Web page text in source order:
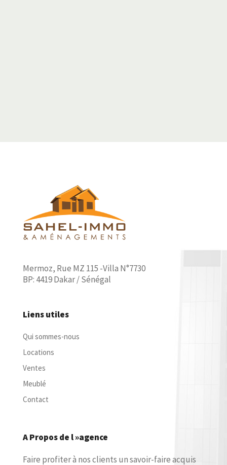
Mermoz, Rue MZ 115 -Villa N°7730
BP: 4419 Dakar / Sénégal
Liens utiles
Qui sommes-nous
Locations
Ventes
Meublé
Contact
A Propos de l »agence
Faire profiter à nos clients un savoir-faire acquis